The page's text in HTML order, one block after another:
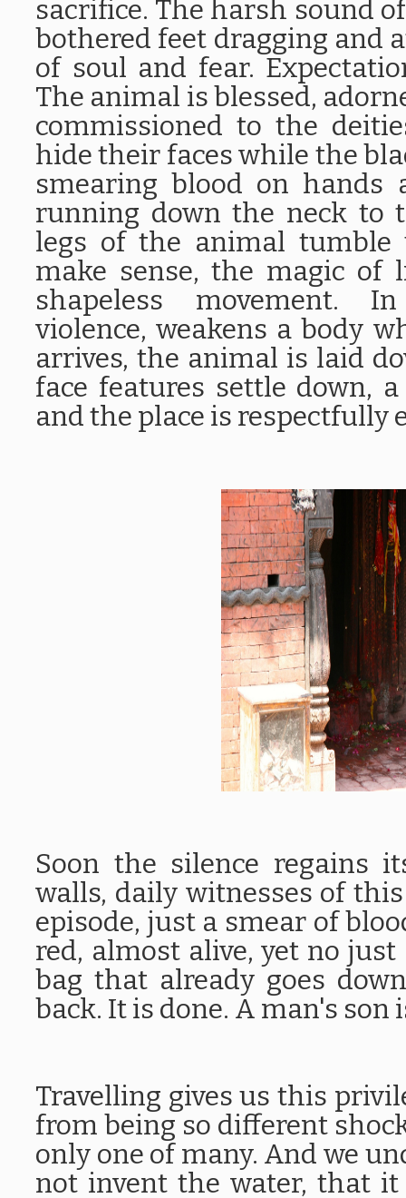
sacrifice. The harsh sound
bothered feet dragging and
of soul and fear.
The animal is blessed,
commissioned to the
hide their faces while the
smearing blood on hands
running down the neck to
legs of the animal tumble
make sense, the magic of
shapeless movement.
violence, weakens a body
arrives, the animal is laid
face features settle down,
and the place is respectfully
Soon the silence regains
walls, daily witnesses of
episode, just a smear of
red, almost alive, yet no
bag that already goes
back. It is done. A man's son
Travelling gives us this
from being so different
only one of many. And we
not invent the water, that